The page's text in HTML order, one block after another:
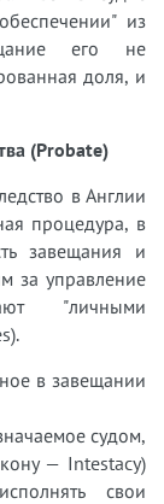
из
его не
доля, и
(Probate)
в Англии
процедура, в
завещания и
за управление
"личными
в завещании
судом,
— Intestacy)
свои